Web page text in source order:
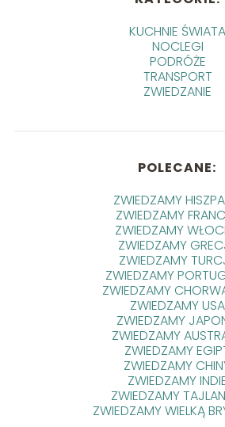
KUCHNIE ŚWIATA
NOCLEGI
PODRÓŻE
TRANSPORT
ZWIEDZANIE
POLECANE:
ZWIEDZAMY
ZWIEDZAMY
ZWIEDZAMY
ZWIEDZAMY
ZWIEDZAMY
ZWIEDZAMY
ZWIEDZAMY
ZWIEDZAMY USA
ZWIEDZAMY
ZWIEDZAMY
ZWIEDZAMY
ZWIEDZAMY
ZWIEDZAMY
ZWIEDZAMY
ZWIEDZAMY WIELKĄ